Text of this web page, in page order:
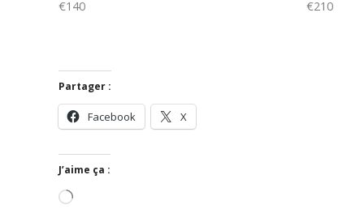
€140 €210
Partager :
Facebook X
J’aime ça :
Chargement…